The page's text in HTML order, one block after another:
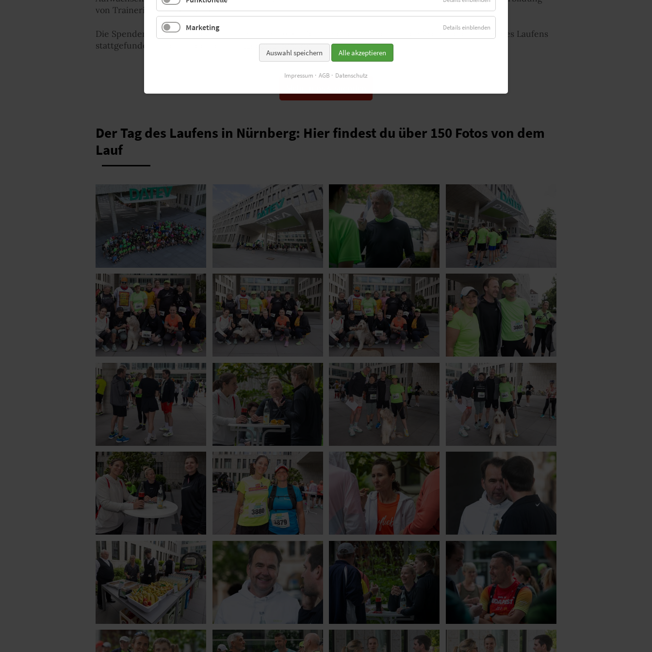
von Trainerinnen und Trainern.
Die Spendenaktion läuft noch bis zum 7. Juni 2026. Mehr Infos dazu und zu allen Events, die am Tag des Laufens
stattgefunden haben, findest du auf
tagdeslaufens.de.
Der Tag des Laufens in Nürnberg: Hier findest du über 150 Fotos von dem
Lauf
Marketing Details einblenden
Auswahl speichern Alle akzeptieren
Impressum AGB Datenschutz